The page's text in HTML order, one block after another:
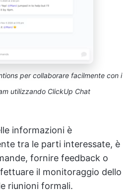
per collaborare facilmente con i
utilizzando ClickUp Chat
informazioni è
tra le parti interessate, è
fornire feedback o
il monitoraggio dello
riunioni formali.